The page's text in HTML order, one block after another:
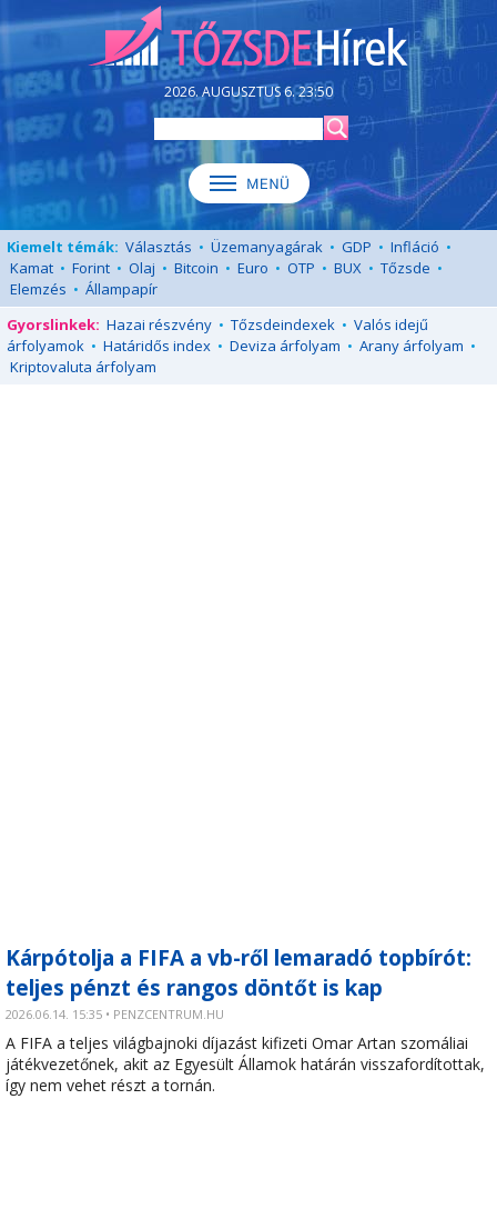
2026. AUGUSZTUS 6. 23:50
Kiemelt témák: Választás • Üzemanyagárak • GDP • Infláció •
Kamat • Forint • Olaj • Bitcoin • Euro • OTP • BUX • Tőzsde •
Elemzés • Állampapír
Gyorslinkek: Hazai részvény • Tőzsdeindexek • Valós idejű
árfolyamok • Határidős index • Deviza árfolyam • Arany árfolyam •
Kriptovaluta árfolyam
Kárpótolja a FIFA a vb-ről lemaradó topbírót:
teljes pénzt és rangos döntőt is kap
2026.06.14. 15:35 • PENZCENTRUM.HU
A FIFA a teljes világbajnoki díjazást kifizeti Omar Artan szomáliai
játékvezetőnek, akit az Egyesült Államok határán visszafordítottak,
így nem vehet részt a tornán.